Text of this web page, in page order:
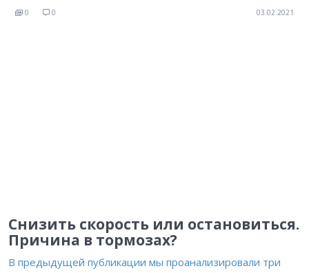
0 0 03.02.2021
Снизить скорость или остановиться.
Причина в тормозах?
В предыдущей публикации мы проанализировали три